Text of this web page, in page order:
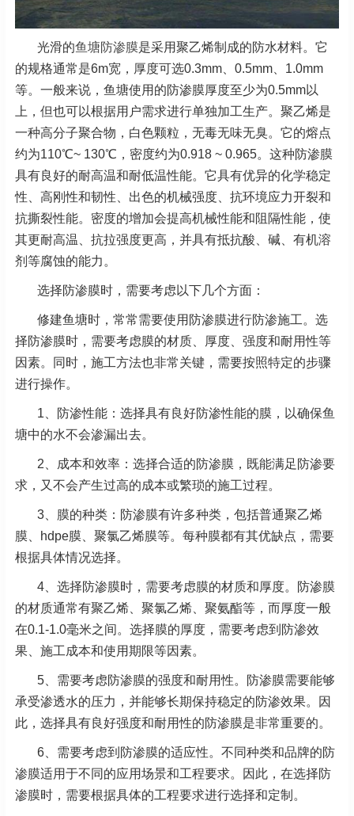
光滑的鱼塘防渗膜是采用聚乙烯制成的防水材料。它
的规格通常是6m宽，厚度可选0.3mm、0.5mm、1.0mm
等。一般来说，鱼塘使用的防渗膜厚度至少为0.5mm以
上，但也可以根据用户需求进行单独加工生产。聚乙烯是
一种高分子聚合物，白色颗粒，无毒无味无臭。它的熔点
约为110℃~ 130℃，密度约为0.918 ~ 0.965。这种防渗膜
具有良好的耐高温和耐低温性能。它具有优异的化学稳定
性、高刚性和韧性、出色的机械强度、抗环境应力开裂和
抗撕裂性能。密度的增加会提高机械性能和阻隔性能，使
其更耐高温、抗拉强度更高，并具有抵抗酸、碱、有机溶
剂等腐蚀的能力。
选择防渗膜时，需要考虑以下几个方面：
修建鱼塘时，常常需要使用防渗膜进行防渗施工。选
择防渗膜时，需要考虑膜的材质、厚度、强度和耐用性等
因素。同时，施工方法也非常关键，需要按照特定的步骤
进行操作。
1、防渗性能：选择具有良好防渗性能的膜，以确保鱼
塘中的水不会渗漏出去。
2、成本和效率：选择合适的防渗膜，既能满足防渗要
求，又不会产生过高的成本或繁琐的施工过程。
3、膜的种类：防渗膜有许多种类，包括普通聚乙烯
膜、hdpe膜、聚氯乙烯膜等。每种膜都有其优缺点，需要
根据具体情况选择。
4、选择防渗膜时，需要考虑膜的材质和厚度。防渗膜
的材质通常有聚乙烯、聚氯乙烯、聚氨酯等，而厚度一般
在0.1-1.0毫米之间。选择膜的厚度，需要考虑到防渗效
果、施工成本和使用期限等因素。
5、需要考虑防渗膜的强度和耐用性。防渗膜需要能够
承受渗透水的压力，并能够长期保持稳定的防渗效果。因
此，选择具有良好强度和耐用性的防渗膜是非常重要的。
6、需要考虑到防渗膜的适应性。不同种类和品牌的防
渗膜适用于不同的应用场景和工程要求。因此，在选择防
渗膜时，需要根据具体的工程要求进行选择和定制。